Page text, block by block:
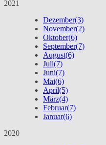
2021
Dezember(3)
November(2)
Oktober(6)
September(7)
August(6)
Juli(7)
Juni(7)
Mai(6)
April(5)
März(4)
Februar(7)
Januar(6)
2020